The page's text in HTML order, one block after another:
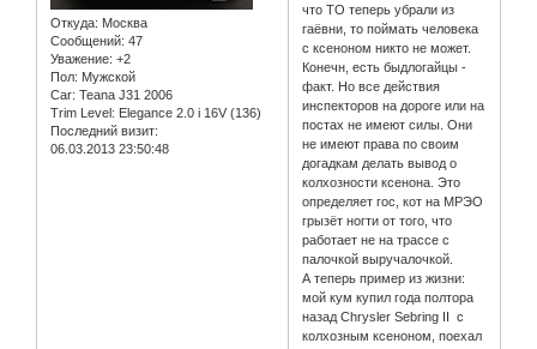
Откуда: Москва
Сообщений: 47
Уважение: +2
Пол: Мужской
Car: Teana J31 2006
Trim Level: Elegance 2.0 i 16V (136)
Последний визит:
06.03.2013 23:50:48
что ТО теперь убрали из
гаёвни, то поймать человека
с ксеноном никто не может.
Конечн, есть быдлогайцы -
факт. Но все действия
инспекторов на дороге или на
постах не имеют силы. Они
не имеют права по своим
догадкам делать вывод о
колхозности ксенона. Это
определяет гос, кот на МРЭО
грызёт ногти от того, что
работает не на трассе с
палочкой выручалочкой.
А теперь пример из жизни:
мой кум купил года полтора
назад Chrysler Sebring II с
колхозным ксеноном, поехал